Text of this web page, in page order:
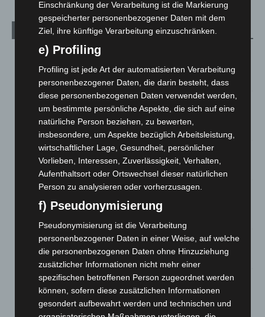
Aktuelle Beiträge
Region Hannover: 21 neue Notfallsanitäter starten beim
Roten Kreuz
Mann läuft mit Hockeyschläger über A7 – Polizei sucht
Zeugen
Celle: Mensch stirbt bei Bagger-Unfall auf Baustelle
Gasleitung bei McDonald’s-Umbau in Langenhagen
beschädigt
Anklage nach Abschaltung von „Archetyp Market“ erhoben
3. August 2026
Hannover: Polizei stoppt 166 Trunkenheitsfahrten bei
Großkontrolle
2. August 2026
Einschränkung der Verarbeitung ist die Markierung
gespeicherter personenbezogener Daten mit dem
Ziel, ihre künftige Verarbeitung einzuschränken.
e) Profiling
Profiling ist jede Art der automatisierten Verarbeitung
personenbezogener Daten, die darin besteht, dass
diese personenbezogenen Daten verwendet werden,
um bestimmte persönliche Aspekte, die sich auf eine
natürliche Person beziehen, zu bewerten,
insbesondere, um Aspekte bezüglich Arbeitsleistung,
wirtschaftlicher Lage, Gesundheit, persönlicher
Vorlieben, Interessen, Zuverlässigkeit, Verhalten,
Aufenthaltsort oder Ortswechsel dieser natürlichen
Person zu analysieren oder vorherzusagen.
f) Pseudonymisierung
Pseudonymisierung ist die Verarbeitung
personenbezogener Daten in einer Weise, auf welche
die personenbezogenen Daten ohne Hinzuziehung
zusätzlicher Informationen nicht mehr einer
spezifischen betroffenen Person zugeordnet werden
können, sofern diese zusätzlichen Informationen
gesondert aufbewahrt werden und technischen und